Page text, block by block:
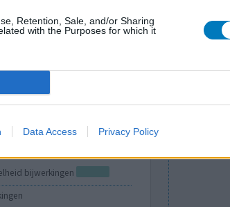
Retention, Sale, and/or Sharing
with the Purposes for which it
Data Access Privacy Policy
bijwerkingen